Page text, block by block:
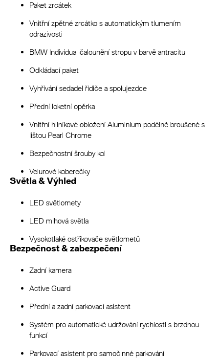
Paket zrcátek
Vnitřní zpětné zrcátko s automatickým tlumením
odrazivosti
BMW Individual čalounění stropu v barvě antracitu
Odkládací paket
Vyhřívání sedadel řidiče a spolujezdce
Přední loketní opěrka
Vnitřní hliníkové obložení Aluminium podélně broušené s
lištou Pearl Chrome
Bezpečnostní šrouby kol
Velurové koberečky
Světla & Výhled
LED světlomety
LED mlhová světla
Vysokotlaké ostřikovače světlometů
Bezpečnost & zabezpečení
Zadní kamera
Active Guard
Přední a zadní parkovací asistent
Systém pro automatické udržování rychlosti s brzdnou
funkcí
Parkovací asistent pro samočinné parkování